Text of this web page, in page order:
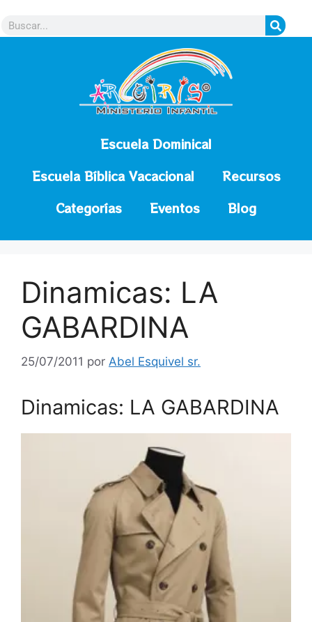
Escuela Dominical
Escuela Bíblica Vacacional
Recursos
Categorías
Eventos Blog
Dinamicas: LA
GABARDINA
25/07/2011 por Abel Esquivel sr.
Dinamicas: LA GABARDINA